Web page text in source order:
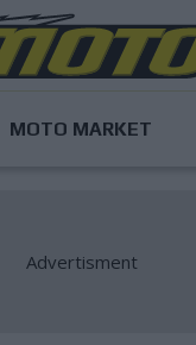
MOTO MARKET